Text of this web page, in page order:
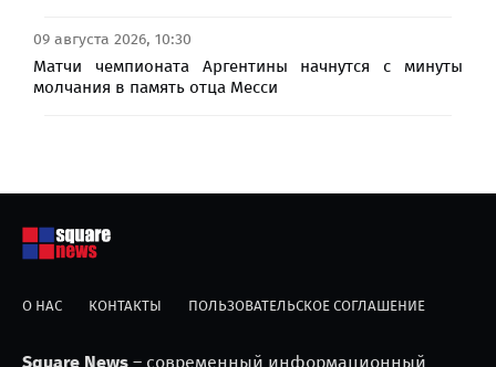
09 августа 2026, 10:30
Матчи чемпионата Аргентины начнутся с минуты
молчания в память отца Месси
О НАС КОНТАКТЫ ПОЛЬЗОВАТЕЛЬСКОЕ СОГЛАШЕНИЕ
Square News – современный информационный